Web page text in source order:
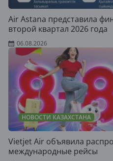
Air Astana представила
второй квартал 2026 года
06.08.2026
НОВОСТИ КАЗАХСТАНА
Vietjet Air объявила
международные рейсы